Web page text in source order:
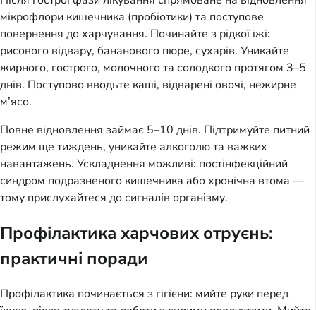
мікрофлори кишечника (пробіотики) та поступове
повернення до харчування. Починайте з рідкої їжі:
рисового відвару, бананового пюре, сухарів. Уникайте
жирного, гострого, молочного та солодкого протягом 3–5
днів. Поступово вводьте каші, відварені овочі, нежирне
м’ясо.
Повне відновлення займає 5–10 днів. Підтримуйте питний
режим ще тиждень, уникайте алкоголю та важких
навантажень. Ускладнення можливі: постінфекційний
синдром подразненого кишечника або хронічна втома —
тому прислухайтеся до сигналів організму.
Профілактика харчових отруєнь:
практичні поради
Профілактика починається з гігієни: мийте руки перед